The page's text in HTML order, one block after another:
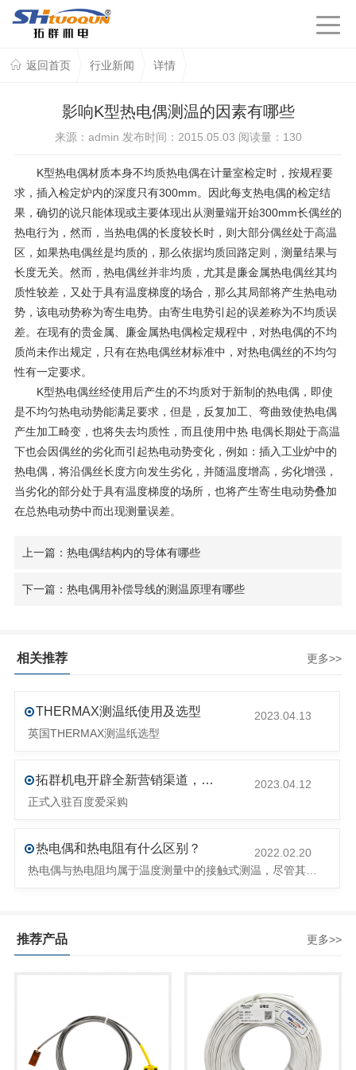
返回首页 行业新闻 详情
影响K型热电偶测温的因素有哪些
来源：admin 发布时间：2015.05.03 阅读量： 130
K型热电偶材质本身不均质热电偶在计量室检定时，按规程要
求，插入检定炉内的深度只有300mm。因此每支热电偶的检定结
果，确切的说只能体现或主要体现出从测量端开始300mm长偶丝的
热电行为，然而，当热电偶的长度较长时，则大部分偶丝处于高温
区，如果热电偶丝是均质的，那么依据均质回路定则，测量结果与
长度无关。然而，热电偶丝并非均质，尤其是廉金属热电偶丝其均
质性较差，又处于具有温度梯度的场合，那么其局部将产生热电动
势，该电动势称为寄生电势。由寄生电势引起的误差称为不均质误
差。在现有的贵金属、廉金属热电偶检定规程中，对热电偶的不均
质尚未作出规定，只有在热电偶丝材标准中，对热电偶丝的不均匀
性有一定要求。
K型热电偶丝经使用后产生的不均质对于新制的热电偶，即使
是不均匀热电动势能满足要求，但是，反复加工、弯曲致使热电偶
产生加工畸变，也将失去均质性，而且使用中热 电偶长期处于高温
下也会因偶丝的劣化而引起热电动势变化，例如：插入工业炉中的
热电偶，将沿偶丝长度方向发生劣化，并随温度增高，劣化增强，
当劣化的部分处于具有温度梯度的场所，也将产生寄生电动势叠加
在总热电动势中而出现测量误差。
上一篇：热电偶结构内的导体有哪些
下一篇：热电偶用补偿导线的测温原理有哪些
相关推荐 更多>>
THERMAX测温纸使用及选型
2023.04.13
英国THERMAX测温纸选型
拓群机电开辟全新营销渠道，抢占流量阵地！
2023.04.12
正式入驻百度爱采购
热电偶和热电阻有什么区别？
2022.02.20
推荐产品 更多>>